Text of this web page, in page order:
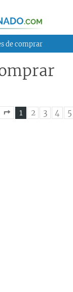
de comprar
Página1de9
1 2 3 4 5